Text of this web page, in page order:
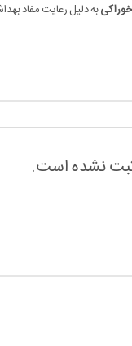
به دلیل رعایت مفاد
نشده است.